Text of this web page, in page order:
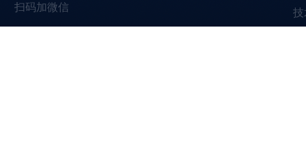
扫码加微信 技